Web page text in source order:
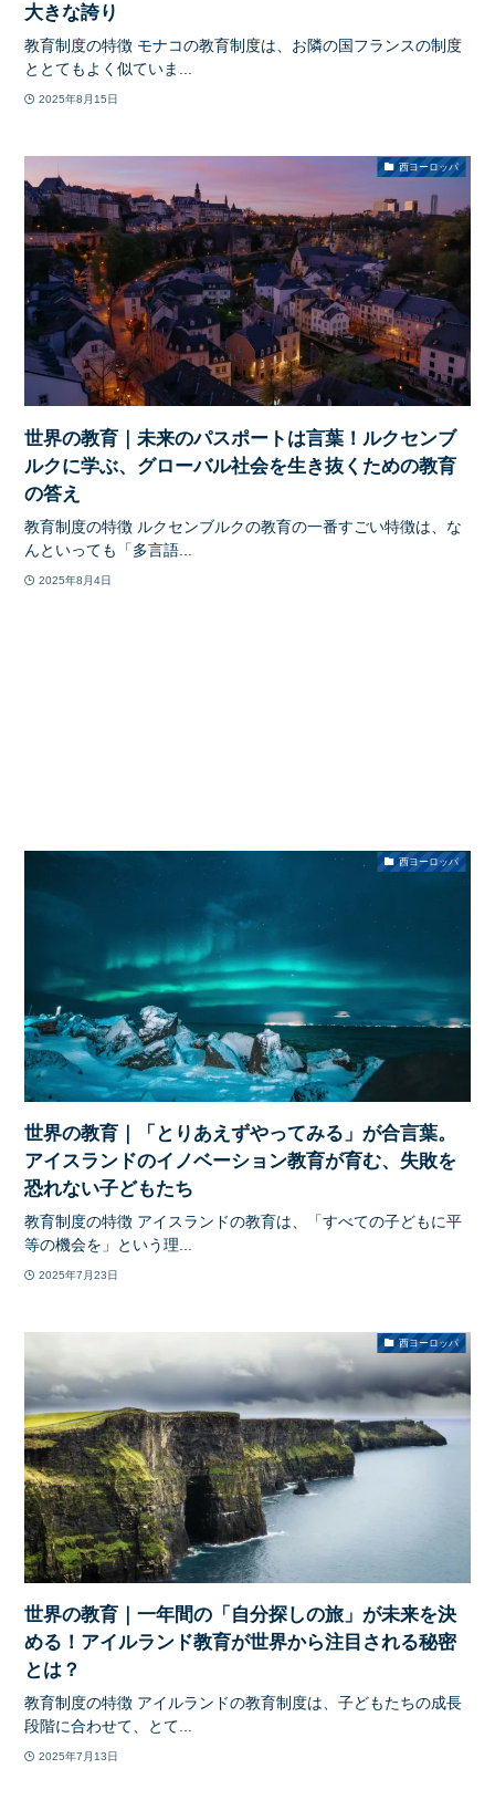
大きな誇り
教育制度の特徴 モナコの教育制度は、お隣の国フランスの制度
ととてもよく似ていま...
2025年8月15日
西ヨーロッパ
世界の教育｜未来のパスポートは言葉！ルクセンブ
ルクに学ぶ、グローバル社会を生き抜くための教育
の答え
教育制度の特徴 ルクセンブルクの教育の一番すごい特徴は、な
んといっても「多言語...
2025年8月4日
西ヨーロッパ
世界の教育｜「とりあえずやってみる」が合言葉。
アイスランドのイノベーション教育が育む、失敗を
恐れない子どもたち
教育制度の特徴 アイスランドの教育は、「すべての子どもに平
等の機会を」という理...
2025年7月23日
西ヨーロッパ
世界の教育｜一年間の「自分探しの旅」が未来を決
める！アイルランド教育が世界から注目される秘密
とは？
教育制度の特徴 アイルランドの教育制度は、子どもたちの成長
段階に合わせて、とて...
2025年7月13日